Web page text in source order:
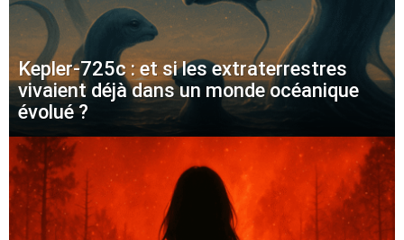
Kepler-725c : et si les extraterrestres
vivaient déjà dans un monde océanique
évolué ?